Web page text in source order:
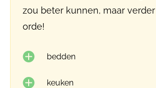
zou beter kunnen, maar
orde!
bedden
keuken